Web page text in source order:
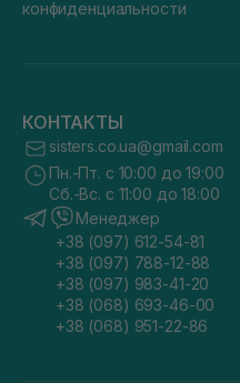
конфиденциальности
КОНТАКТЫ
sisters.co.ua@gmail.com
Пн.-Пт. с 10:00 до 19:00
Сб.-Вс. с 11:00 до 18:00
Менеджер
+38 (097) 612-54-81
+38 (097) 788-12-88
+38 (097) 983-41-20
+38 (068) 693-46-00
+38 (068) 951-22-86